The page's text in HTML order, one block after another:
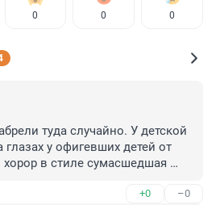
0 0 0
туда случайно. У детской
у офигевших детей от
в стиле сумасшедшая
в театр, другое дело
+0 –0